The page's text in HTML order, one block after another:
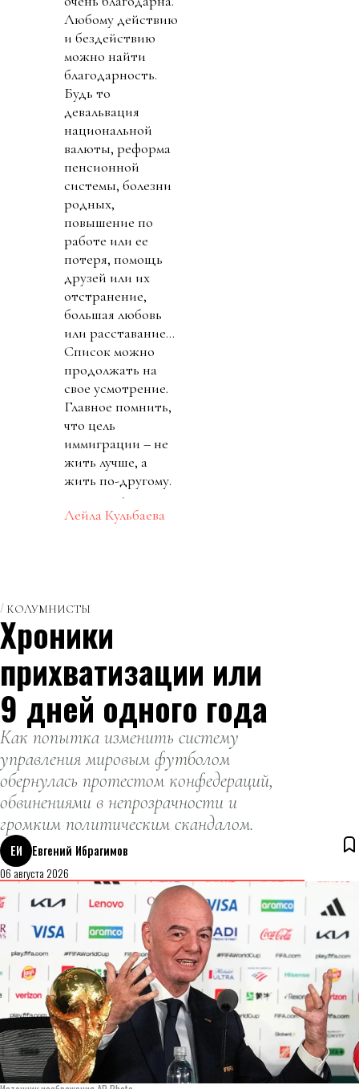
Любому действию
и бездействию
можно найти
благодарность.
Будь то
девальвация
национальной
валюты, реформа
пенсионной
системы, болезни
родных,
повышение по
работе или ее
потеря, помощь
друзей или их
отстранение,
большая любовь
или расставание...
Список можно
продолжать на
свое усмотрение.
Главное помнить,
что цель
иммиграции – не
жить лучше, а
жить по-другому.
Лейла Кульбаева
КОЛУМНИСТЫ
Хроники
прихватизации или
9 дней одного года
Как попытка изменить систему
управления мировым футболом
обернулась протестом конфедераций,
обвинениями в непрозрачности и
громким политическим скандалом.
ЕИ
Евгений Ибрагимов
06 августа 2026